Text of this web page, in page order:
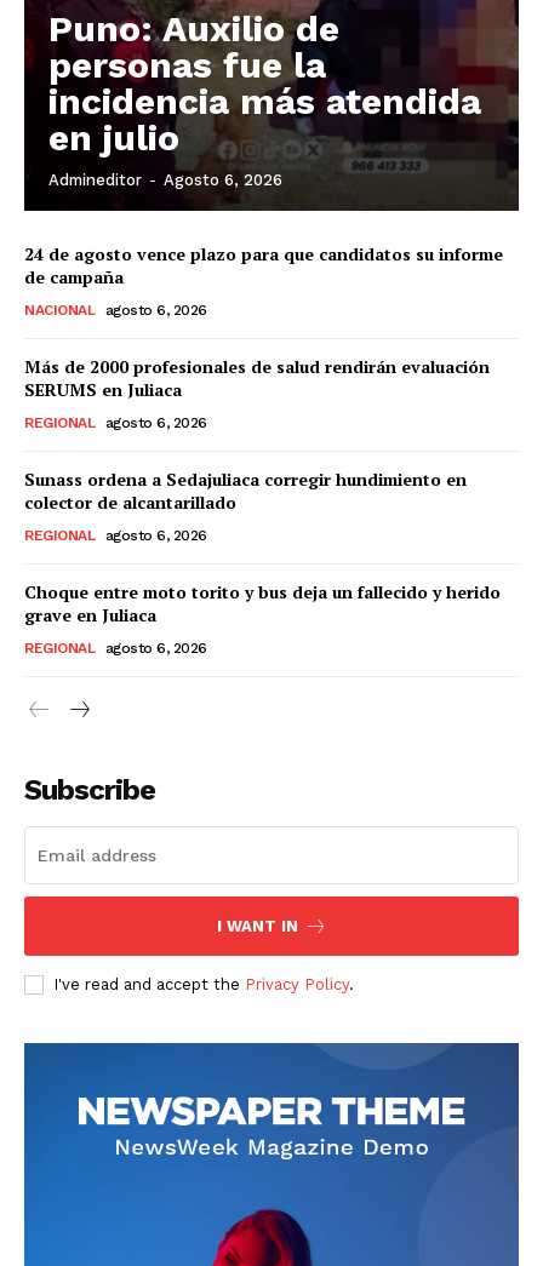
Puno: Auxilio de
personas fue la
incidencia más atendida
en julio
Admineditor - Agosto 6, 2026
24 de agosto vence plazo para que candidatos su informe
de campaña
NACIONAL agosto 6, 2026
Más de 2000 profesionales de salud rendirán evaluación
SERUMS en Juliaca
REGIONAL agosto 6, 2026
Sunass ordena a Sedajuliaca corregir hundimiento en
colector de alcantarillado
REGIONAL agosto 6, 2026
Choque entre moto torito y bus deja un fallecido y herido
grave en Juliaca
REGIONAL agosto 6, 2026
Subscribe
I WANT IN
I've read and accept the Privacy Policy.